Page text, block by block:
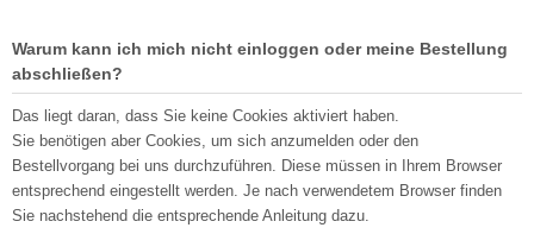
Warum kann ich mich nicht einloggen oder meine Bestellung
abschließen?
Das liegt daran, dass Sie keine Cookies aktiviert haben.
Sie benötigen aber Cookies, um sich anzumelden oder den
Bestellvorgang bei uns durchzuführen. Diese müssen in Ihrem Browser
entsprechend eingestellt werden. Je nach verwendetem Browser finden
Sie nachstehend die entsprechende Anleitung dazu.